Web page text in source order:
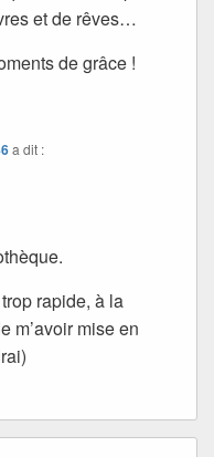
et de rêves…
de grâce !
a dit :
rapide, à la
m’avoir mise en